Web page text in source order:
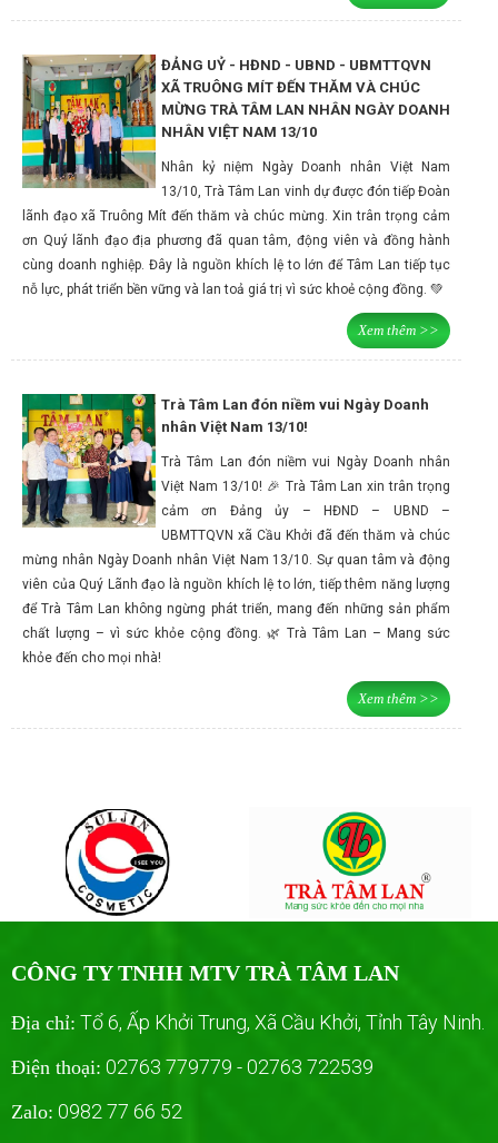
ĐẢNG UỶ - HĐND - UBND - UBMTTQVN
XÃ TRUÔNG MÍT ĐẾN THĂM VÀ CHÚC
MỪNG TRÀ TÂM LAN NHÂN NGÀY DOANH
NHÂN VIỆT NAM 13/10
Nhân kỷ niệm Ngày Doanh nhân Việt Nam
13/10, Trà Tâm Lan vinh dự được đón tiếp Đoàn
lãnh đạo xã Truông Mít đến thăm và chúc mừng. Xin trân trọng cảm
ơn Quý lãnh đạo địa phương đã quan tâm, động viên và đồng hành
cùng doanh nghiệp. Đây là nguồn khích lệ to lớn để Tâm Lan tiếp tục
nỗ lực, phát triển bền vững và lan toả giá trị vì sức khoẻ cộng đồng. 💚
Xem thêm >>
Trà Tâm Lan đón niềm vui Ngày Doanh
nhân Việt Nam 13/10!
Trà Tâm Lan đón niềm vui Ngày Doanh nhân
Việt Nam 13/10! 🎉 Trà Tâm Lan xin trân trọng
cảm ơn Đảng ủy – HĐND – UBND –
UBMTTQVN xã Cầu Khởi đã đến thăm và chúc
mừng nhân Ngày Doanh nhân Việt Nam 13/10. Sự quan tâm và động
viên của Quý Lãnh đạo là nguồn khích lệ to lớn, tiếp thêm năng lượng
để Trà Tâm Lan không ngừng phát triển, mang đến những sản phẩm
chất lượng – vì sức khỏe cộng đồng. 🌿 Trà Tâm Lan – Mang sức
khỏe đến cho mọi nhà!
Xem thêm >>
CÔNG TY TNHH MTV TRÀ TÂM LAN
Địa chỉ: Tổ 6, Ấp Khởi Trung, Xã Cầu Khởi, Tỉnh Tây Ninh.
Điện thoại: 02763 779779 - 02763 722539
Zalo: 0982 77 66 52